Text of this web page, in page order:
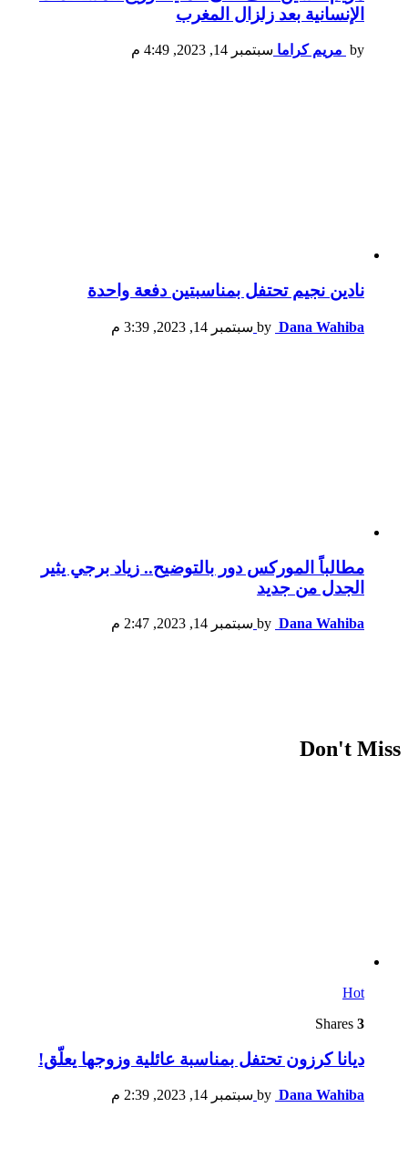
الإنسانية بعد زلزال المغرب
by مريم كراما سبتمبر 14, 2023, 4:49 م
نادين نجيم تحتفل بمناسبتين دفعة واحدة
by Dana Wahiba سبتمبر 14, 2023, 3:39 م
مطالباً الموركس دور بالتوضيح.. زياد برجي يثير
الجدل من جديد
by Dana Wahiba سبتمبر 14, 2023, 2:47 م
Don't Miss
Hot
3
ديانا كرزون تحتفل بمناسبة عائلية وزوجها يعلّق!
by Dana Wahiba سبتمبر 14, 2023, 2:39 م